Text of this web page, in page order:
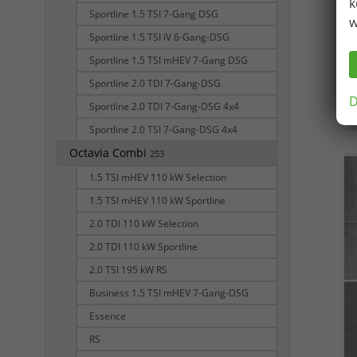
Sportline 1.5 TSI 7-Gang DSG
Sportline 1.5 TSI iV 6-Gang-DSG
Sportline 1.5 TSI mHEV 7-Gang DSG
Sportline 2.0 TDI 7-Gang-DSG
Sportline 2.0 TDI 7-Gang-DSG 4x4
Sportline 2.0 TSI 7-Gang-DSG 4x4
Octavia Combi 253
1.5 TSI mHEV 110 kW Selection
1.5 TSI mHEV 110 kW Sportline
2.0 TDI 110 kW Selection
2.0 TDI 110 kW Sportline
2.0 TSI 195 kW RS
Business 1.5 TSI mHEV 7-Gang-DSG
Essence
RS